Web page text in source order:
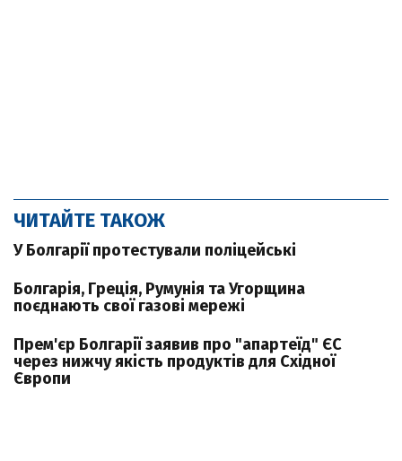
ЧИТАЙТЕ ТАКОЖ
У Болгарії протестували поліцейські
Болгарія, Греція, Румунія та Угорщина
поєднають свої газові мережі
Прем'єр Болгарії заявив про "апартеїд" ЄС
через нижчу якість продуктів для Східної
Європи